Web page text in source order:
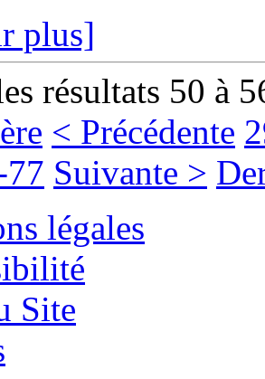
plus]
résultats 50 à
< Précédente
77 Suivante >
légales
Site